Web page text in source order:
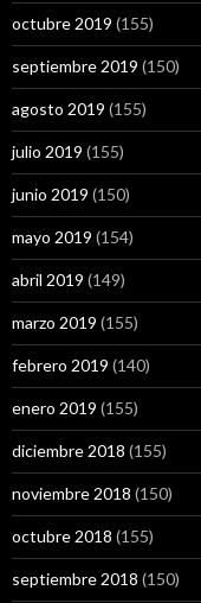
octubre 2019 (155)
septiembre 2019 (150)
agosto 2019 (155)
julio 2019 (155)
junio 2019 (150)
mayo 2019 (154)
abril 2019 (149)
marzo 2019 (155)
febrero 2019 (140)
enero 2019 (155)
diciembre 2018 (155)
noviembre 2018 (150)
octubre 2018 (155)
septiembre 2018 (150)